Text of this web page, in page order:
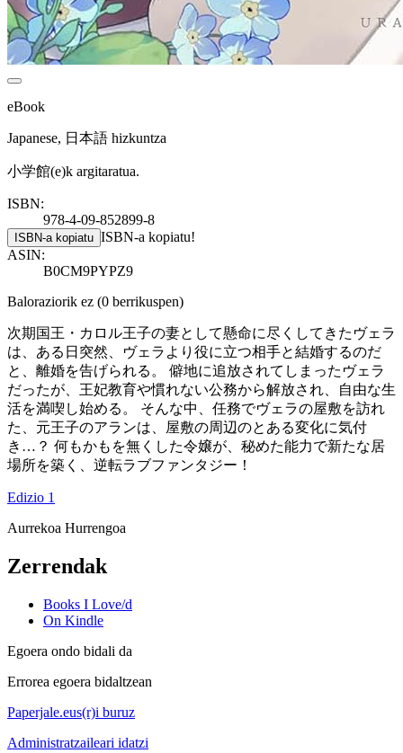
eBook
Japanese, 日本語 hizkuntza
小学館(e)k argitaratua.
ISBN:
978-4-09-852899-8
ISBN-a kopiatu ISBN-a kopiatu!
ASIN:
B0CM9PYPZ9
Baloraziorik ez (0 berrikuspen)
次期国王・カロル王子の妻として懸命に尽くしてきたヴェラ
は、ある日突然、ヴェラより役に立つ相手と結婚するのだ
と、離婚を告げられる。 僻地に追放されてしまったヴェラ
だったが、王妃教育や慣れない公務から解放され、自由な生
活を満喫し始める。 そんな中、任務でヴェラの屋敷を訪れ
た、元王子のアランは、屋敷の周辺のとある変化に気付
き…？ 何もかもを無くした令嬢が、秘めた能力で新たな居
場所を築く、逆転ラブファンタジー！
Edizio 1
Aurrekoa Hurrengoa
Zerrendak
Books I Love/d
On Kindle
Egoera ondo bidali da
Errorea egoera bidaltzean
Paperjale.eus(r)i buruz
Administratzaileari idatzi